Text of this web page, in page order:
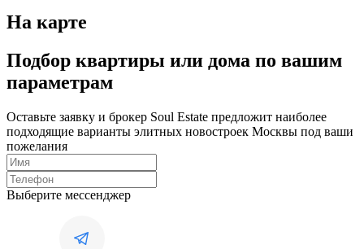
На карте
Подбор квартиры или дома по вашим
параметрам
Оставьте заявку и брокер Soul Estate предложит наиболее
подходящие варианты элитных новостроек Москвы под ваши
пожелания
Выберите мессенджер